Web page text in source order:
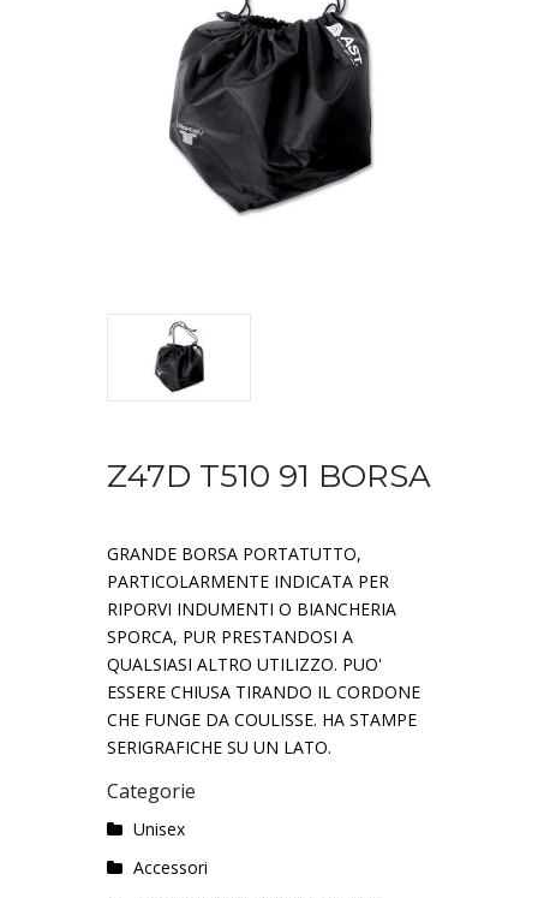
Z47D T510 91 BORSA
GRANDE BORSA PORTATUTTO,
PARTICOLARMENTE INDICATA PER
RIPORVI INDUMENTI O BIANCHERIA
SPORCA, PUR PRESTANDOSI A
QUALSIASI ALTRO UTILIZZO. PUO'
ESSERE CHIUSA TIRANDO IL CORDONE
CHE FUNGE DA COULISSE. HA STAMPE
SERIGRAFICHE SU UN LATO.
Categorie
Unisex
Accessori